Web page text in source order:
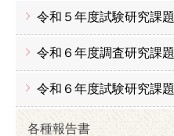
令和５年度試験研究課題
令和６年度調査研究課題
令和６年度試験研究課題
各種報告書